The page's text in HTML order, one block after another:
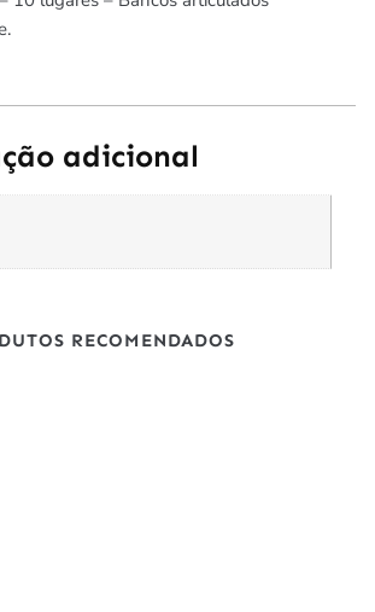
adicional
RECOMENDADOS